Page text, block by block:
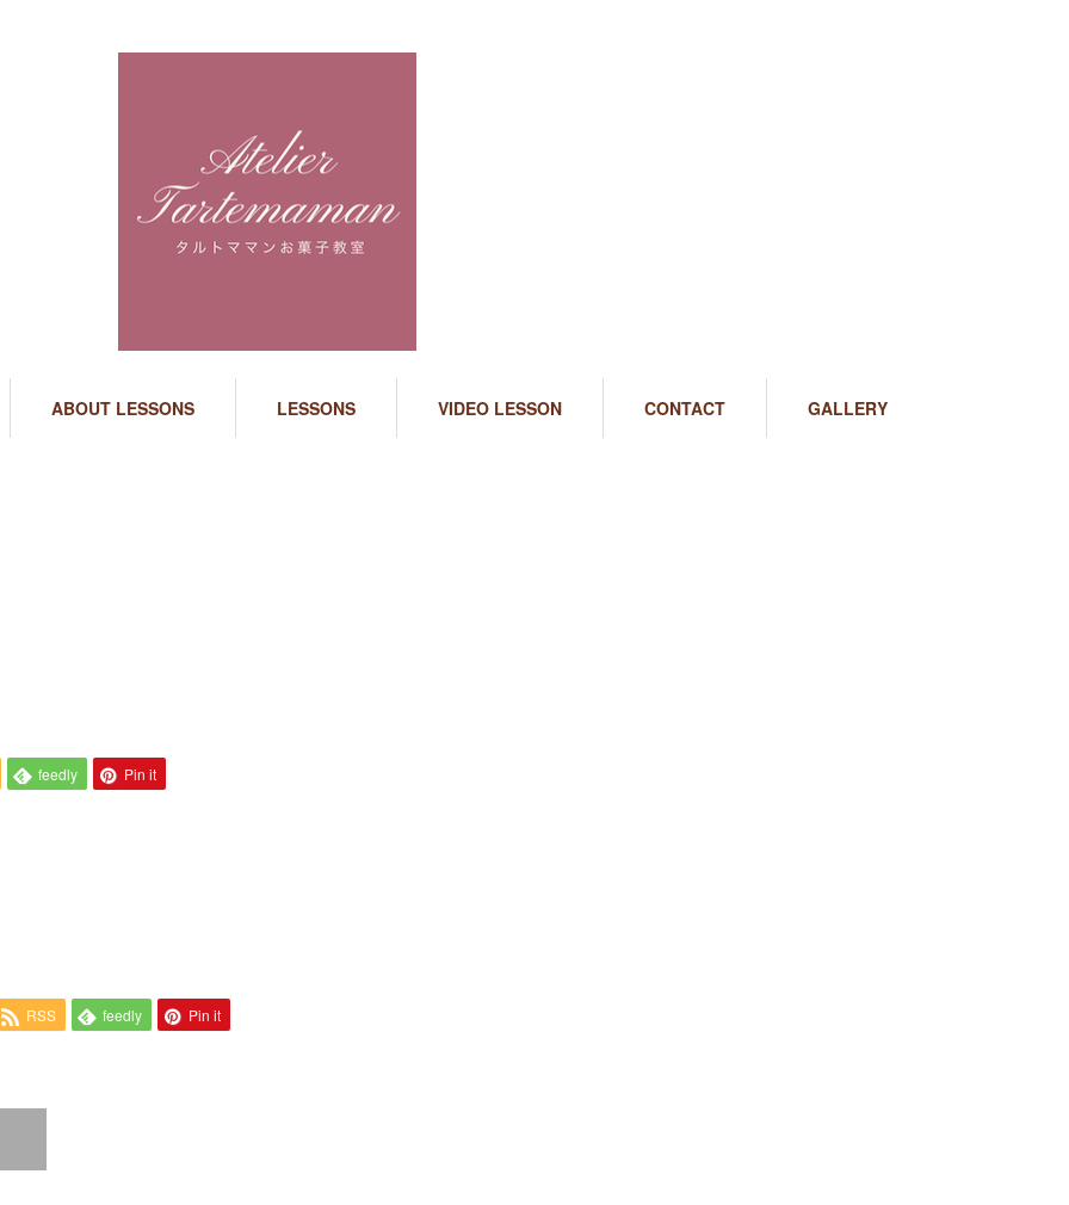
ABOUT LESSONS LESSONS VIDEO LESSON CONTACT GALLERY
feedly Pin it
RSS feedly Pin it